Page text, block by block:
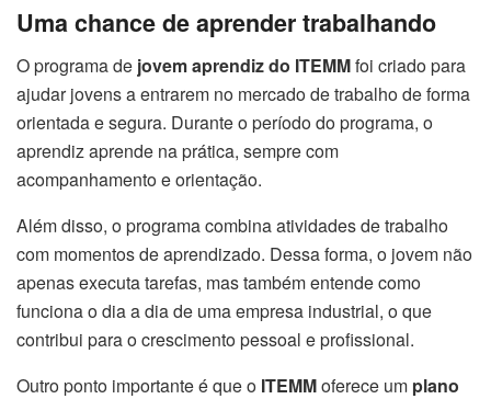
Uma chance de aprender trabalhando
O programa de jovem aprendiz do ITEMMfoi criado para
ajudar jovens a entrarem no mercado de trabalho de forma
orientada e segura. Durante o período do programa, o
aprendiz aprende na prática, sempre com
acompanhamento e orientação.
Além disso, o programa combina atividades de trabalho
com momentos de aprendizado. Dessa forma, o jovem não
apenas executa tarefas, mas também entende como
funciona o dia a dia de uma empresa industrial, o que
contribui para o crescimento pessoal e profissional.
Outro ponto importante é que o ITEMMoferece um plano